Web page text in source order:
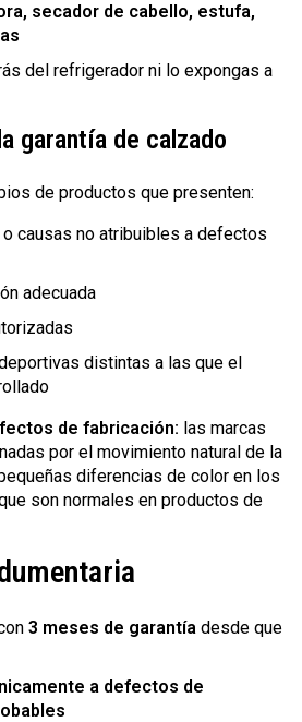
secador de cabello, estufa,
del refrigerador ni lo expongas a
garantía de calzado
de productos que presenten:
o causas no atribuibles a defectos
adecuada
distintas a las que el
de fabricación: las marcas
por el movimiento natural de la
diferencias de color en los
son normales en productos de
3 meses de garantía desde que
a defectos de